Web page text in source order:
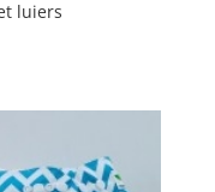
luiers